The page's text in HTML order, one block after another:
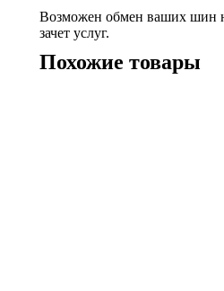
Возможен обмен ваших шин
зачет услуг.
Похожие товары